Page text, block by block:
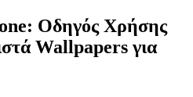
Οδηγός Χρήσης
Wallpapers για